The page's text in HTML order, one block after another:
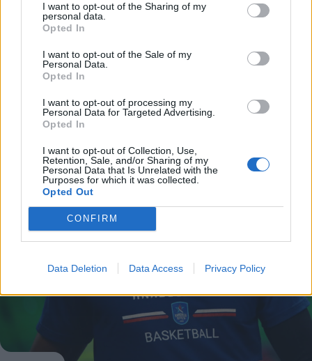
I want to opt-out of the Sharing of my
personal data.
Opted In
I want to opt-out of the Sale of my
Personal Data.
Opted In
I want to opt-out of processing my
Personal Data for Targeted Advertising.
Opted In
I want to opt-out of Collection, Use,
Retention, Sale, and/or Sharing of my
Personal Data that Is Unrelated with the
Purposes for which it was collected.
Opted Out
CONFIRM
Data Deletion Data Access Privacy Policy
τον Νικ Βάιλερ-Μπαμπ και ευχήθηκε τα καλύτερα για
τη συνέχεια της καριέρας του.